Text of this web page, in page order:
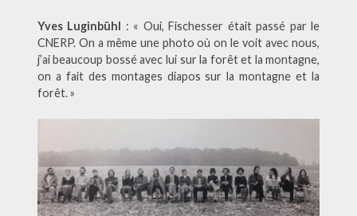
Yves Luginbühl : « Oui, Fischesser était passé par le
CNERP. On a même une photo où on le voit avec nous,
j’ai beaucoup bossé avec lui sur la forêt et la montagne,
on a fait des montages diapos sur la montagne et la
forêt. »